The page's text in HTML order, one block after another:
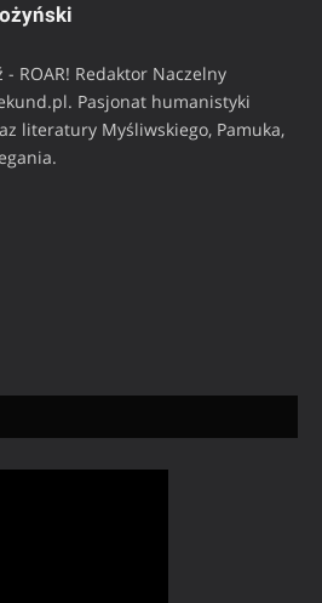
ROAR! Redaktor Naczelny
Pasjonat humanistyki
literatury Myśliwskiego, Pamuka,